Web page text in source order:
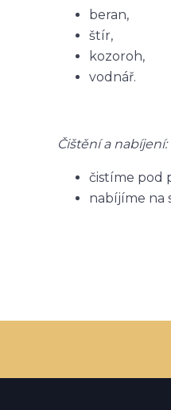
beran,
štír,
kozoroh,
vodnář.
Čištění a nabíjení:
čistíme pod
nabíjíme na